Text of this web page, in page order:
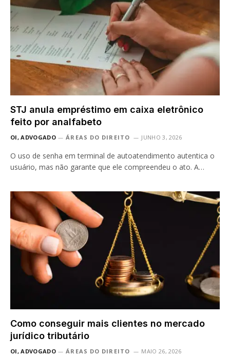
STJ anula empréstimo em caixa eletrônico
feito por analfabeto
OI, ADVOGADO ÁREAS DO DIREITO JUNHO 3, 2026
O uso de senha em terminal de autoatendimento autentica o
usuário, mas não garante que ele compreendeu o ato. A…
Como conseguir mais clientes no mercado
jurídico tributário
OI, ADVOGADO ÁREAS DO DIREITO MAIO 26, 2026